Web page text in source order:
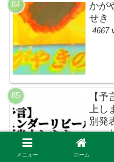
かが
せき
4667
【
上
別発
ー・
メニュー ホーム